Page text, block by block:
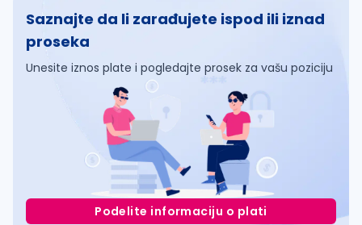
Saznajte da li zarađujete ispod ili iznad
proseka
Unesite iznos plate i pogledajte prosek za vašu poziciju
Podelite informaciju o plati